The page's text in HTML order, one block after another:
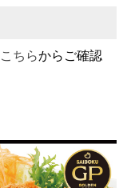
こちらからご確認